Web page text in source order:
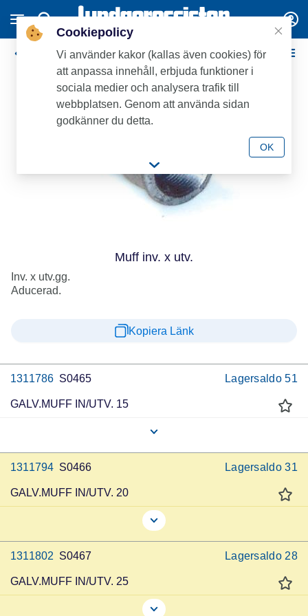
Aducerade
Muff inv. x utv.
Inv. x utv.gg.
Aducerad.
Kopiera Länk
1311786 S0465 Lagersaldo 51
GALV.MUFF IN/UTV. 15
1311794 S0466 Lagersaldo 31
GALV.MUFF IN/UTV. 20
1311802 S0467 Lagersaldo 28
GALV.MUFF IN/UTV. 25
Cookiepolicy
Vi använder kakor (kallas även cookies) för
att anpassa innehåll, erbjuda funktioner i
sociala medier och analysera trafik till
webbplatsen. Genom att använda sidan
godkänner du detta.
OK